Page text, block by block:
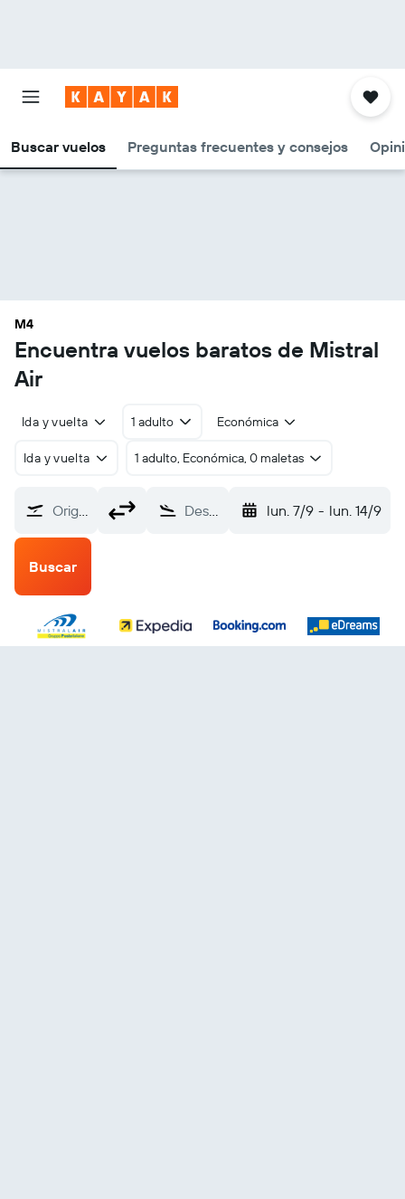
Buscar vuelos Preguntas frecuentes y consejos
M4
Encuentra vuelos baratos de Mistral
Air
Ida y vuelta 1 adulto Económica
Ida y vuelta 1 adulto, Económica, 0 maletas
Origen Destino lun. 7/9 - lun. 14/9
Buscar